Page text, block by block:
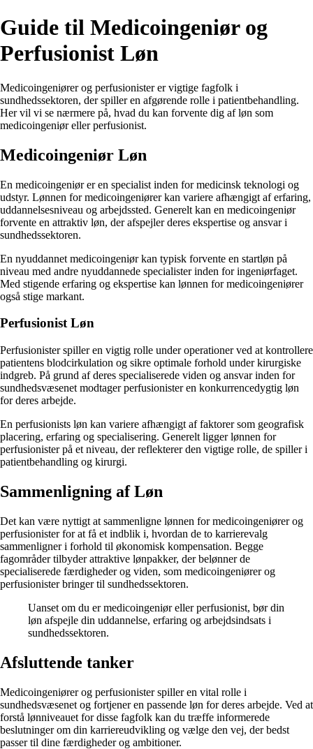
Guide til Medicoingeniør og
Perfusionist Løn
Medicoingeniører og perfusionister er vigtige fagfolk i
sundhedssektoren, der spiller en afgørende rolle i patientbehandling.
Her vil vi se nærmere på, hvad du kan forvente dig af løn som
medicoingeniør eller perfusionist.
Medicoingeniør Løn
En medicoingeniør er en specialist inden for medicinsk teknologi og
udstyr. Lønnen for medicoingeniører kan variere afhængigt af erfaring,
uddannelsesniveau og arbejdssted. Generelt kan en medicoingeniør
forvente en attraktiv løn, der afspejler deres ekspertise og ansvar i
sundhedssektoren.
En nyuddannet medicoingeniør kan typisk forvente en startløn på
niveau med andre nyuddannede specialister inden for ingeniørfaget.
Med stigende erfaring og ekspertise kan lønnen for medicoingeniører
også stige markant.
Perfusionist Løn
Perfusionister spiller en vigtig rolle under operationer ved at kontrollere
patientens blodcirkulation og sikre optimale forhold under kirurgiske
indgreb. På grund af deres specialiserede viden og ansvar inden for
sundhedsvæsenet modtager perfusionister en konkurrencedygtig løn
for deres arbejde.
En perfusionists løn kan variere afhængigt af faktorer som geografisk
placering, erfaring og specialisering. Generelt ligger lønnen for
perfusionister på et niveau, der reflekterer den vigtige rolle, de spiller i
patientbehandling og kirurgi.
Sammenligning af Løn
Det kan være nyttigt at sammenligne lønnen for medicoingeniører og
perfusionister for at få et indblik i, hvordan de to karrierevalg
sammenligner i forhold til økonomisk kompensation. Begge
fagområder tilbyder attraktive lønpakker, der belønner de
specialiserede færdigheder og viden, som medicoingeniører og
perfusionister bringer til sundhedssektoren.
Uanset om du er medicoingeniør eller perfusionist, bør din
løn afspejle din uddannelse, erfaring og arbejdsindsats i
sundhedssektoren.
Afsluttende tanker
Medicoingeniører og perfusionister spiller en vital rolle i
sundhedsvæsenet og fortjener en passende løn for deres arbejde. Ved at
forstå lønniveauet for disse fagfolk kan du træffe informerede
beslutninger om din karriereudvikling og vælge den vej, der bedst
passer til dine færdigheder og ambitioner.